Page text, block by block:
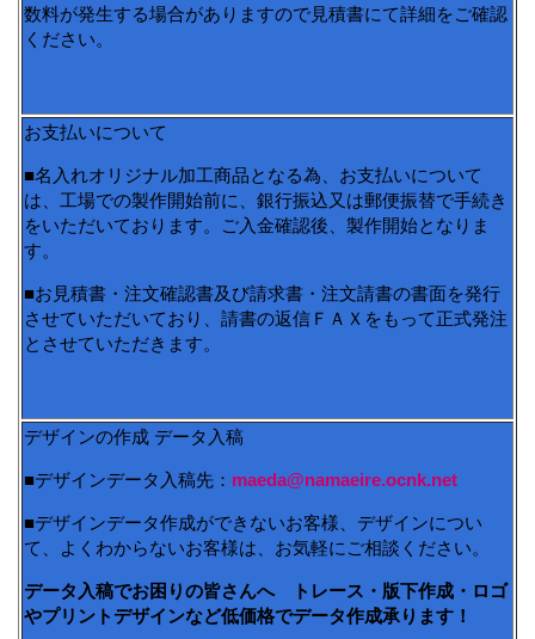
数料が発生する場合がありますので見積書にて詳細をご確認
ください。
お支払いについて
■名入れオリジナル加工商品となる為、お支払いについて
は、工場での製作開始前に、銀行振込又は郵便振替で手続き
をいただいております。ご入金確認後、製作開始となりま
す。
■お見積書・注文確認書及び請求書・注文請書の書面を発行
させていただいており、請書の返信ＦＡＸをもって正式発注
とさせていただきます。
デザインの作成 データ入稿
■デザインデータ入稿先： maeda@namaeire.ocnk.net
■デザインデータ作成ができないお客様、デザインについ
て、よくわからないお客様は、お気軽にご相談ください。
データ入稿でお困りの皆さんへ トレース・版下作成・ロゴ
やプリントデザインなど低価格でデータ作成承ります！